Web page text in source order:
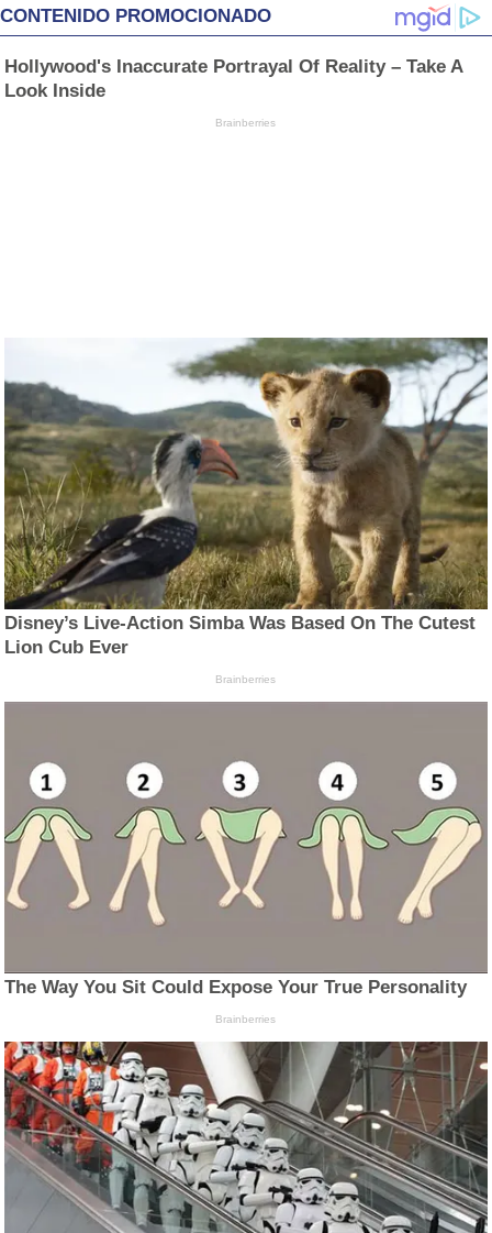
CONTENIDO PROMOCIONADO
Hollywood's Inaccurate Portrayal Of Reality – Take A
Look Inside
Brainberries
Disney’s Live-Action Simba Was Based On The Cutest
Lion Cub Ever
Brainberries
The Way You Sit Could Expose Your True Personality
Brainberries